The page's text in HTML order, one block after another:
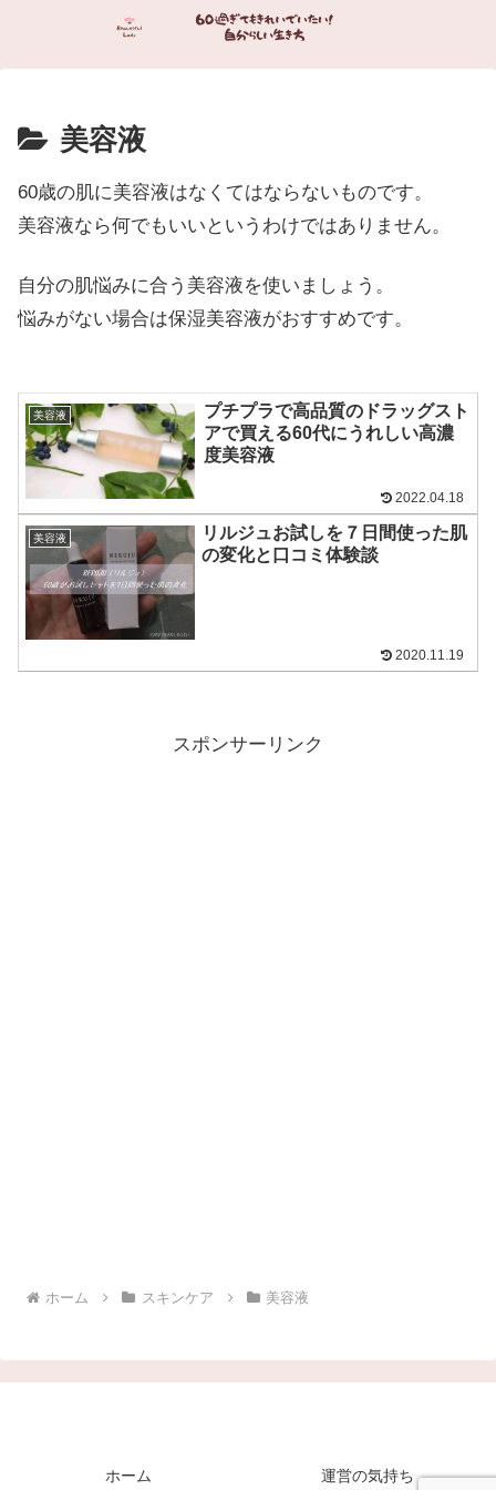
美容液
60歳の肌に美容液はなくてはならないものです。
美容液なら何でもいいというわけではありません。
自分の肌悩みに合う美容液を使いましょう。
悩みがない場合は保湿美容液がおすすめです。
美容液
プチプラで高品質のドラッグスト
アで買える60代にうれしい高濃
度美容液
2022.04.18
美容液
リルジュお試しを７日間使った肌
の変化と口コミ体験談
2020.11.19
スポンサーリンク
ホーム スキンケア 美容液
ホーム 運営の気持ち